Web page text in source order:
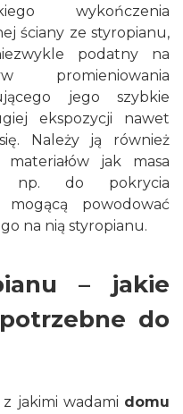
wykończenia
ściany ze styropianu,
podatny na
promieniowania
jego szybkie
ekspozycji nawet
Należy ją również
jak masa
np. do pokrycia
powodować
na nią styropianu.
– jakie
do
jakimi wadami domu